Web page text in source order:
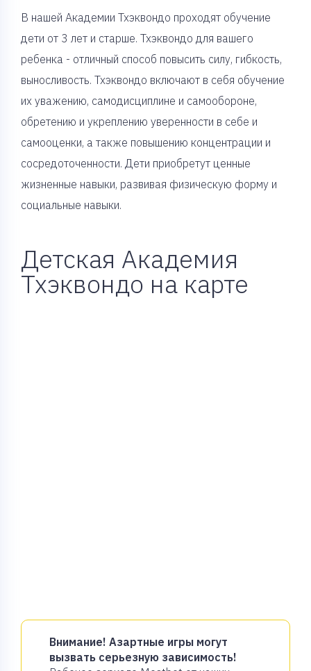
В нашей Академии Тхэквондо проходят обучение
дети от 3 лет и старше. Тхэквондо для вашего
ребенка - отличный способ повысить силу, гибкость,
выносливость. Тхэквондо включают в себя обучение
их уважению, самодисциплине и самообороне,
обретению и укреплению уверенности в себе и
самооценки, а также повышению концентрации и
сосредоточенности. Дети приобретут ценные
жизненные навыки, развивая физическую форму и
социальные навыки.
Детская Академия
Тхэквондо на карте
Внимание! Азартные игры могут
вызвать серьезную зависимость!